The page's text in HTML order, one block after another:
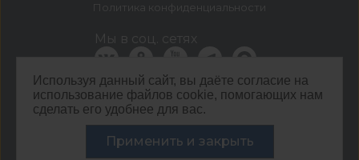
Используя данный сайт, вы даёте согласие на
использование файлов cookie, помогающих нам
сделать его удобнее для вас.
Применить и закрыть
КДМ Ростов-на-Дону
г. Ростов-на-Дону, ул. Нансена, д. 85
Политика конфиденциальности
Мы в соц. сетях
ООО ЦЕНТР КДМ. ИНН: 3661037157 ОГРН: 1063667287551